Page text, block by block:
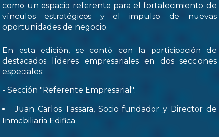
como un espacio referente para el fortalecimiento de
vínculos estratégicos y el impulso de nuevas
oportunidades de negocio.
En esta edición, se contó con la participación de
destacados lÍderes empresariales en dos secciones
especiales:
- Sección "Referente Empresarial":
Juan Carlos Tassara, Socio fundador y Director de
Inmobiliaria Edifica